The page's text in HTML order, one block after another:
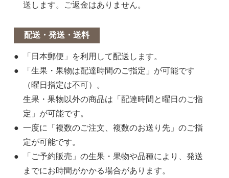
送します。ご返金はありません。
配送・発送・送料
「日本郵便」を利用して配送します。
「生果・果物は配達時間のご指定」が可能です
（曜日指定は不可）。
生果・果物以外の商品は「配達時間と曜日のご指
定」が可能です。
一度に「複数のご注文、複数のお送り先」のご指
定が可能です。
「ご予約販売」の生果・果物や品種により、発送
までにお時間がかかる場合があります。